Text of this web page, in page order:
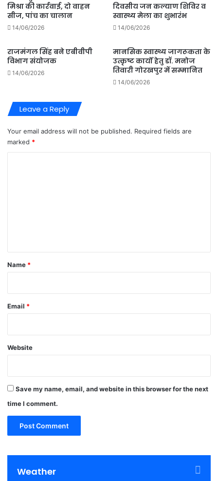
मिश्रा की कार्रवाई, दो वाहन
सीज, पांच का चालान
14/06/2026
दिवसीय जन कल्याण शिविर व
स्वास्थ्य मेला का शुभारंभ
14/06/2026
राजमंगल सिंह बने एबीवीपी
विभाग संयोजक
14/06/2026
मानसिक स्वास्थ्य जागरूकता के
उत्कृष्ट कार्यों हेतु डॉ. मनोज
तिवारी गोरखपुर में सम्मानित
14/06/2026
Leave a Reply
Your email address will not be published. Required fields are
marked *
*
Name *
Email *
Website
Save my name, email, and website in this browser for the next
time I comment.
Weather